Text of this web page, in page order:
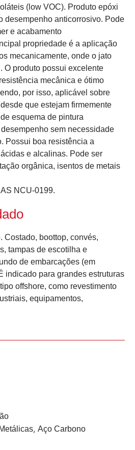
(low VOC). Produto epóxi
desempenho anticorrosivo. Pode
e acabamento
propriedade é a aplicação
mecanicamente, onde o jato
O produto possui excelente
mecânica e ótimo
por isso, aplicável sobre
que estejam firmemente
esquema de pintura
sem necessidade
Possui boa resistência a
e alcalinas. Pode ser
orgânica, isentos de metais
NCU-0199.
Costado, boottop, convés,
tampas de escotilha e
de embarcações (em
indicado para grandes estruturas
offshore, como revestimento
equipamentos,
, Aço Carbono